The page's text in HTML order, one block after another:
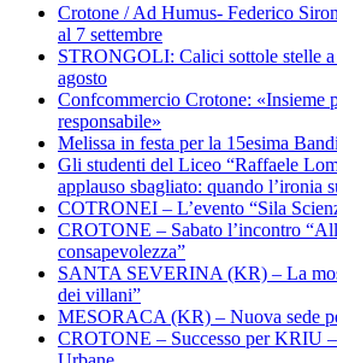
Crotone / Ad Humus- Federico
al 7 settembre
STRONGOLI: Calici sottole stelle
agosto
Confcommercio Crotone: «Insieme
responsabile»
Melissa in festa per la 15esima
Gli studenti del Liceo “Raffaele
applauso sbagliato: quando l’ironia
COTRONEI – L’evento “Sila
CROTONE – Sabato l’incontro
consapevolezza”
SANTA SEVERINA (KR) – La
dei villani”
MESORACA (KR) – Nuova sede
CROTONE – Successo per KRIU